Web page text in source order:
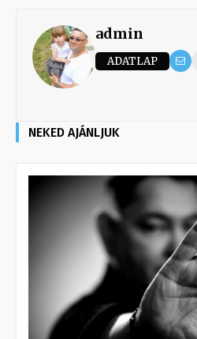
admin
ADATLAP
NEKED AJÁNLJUK